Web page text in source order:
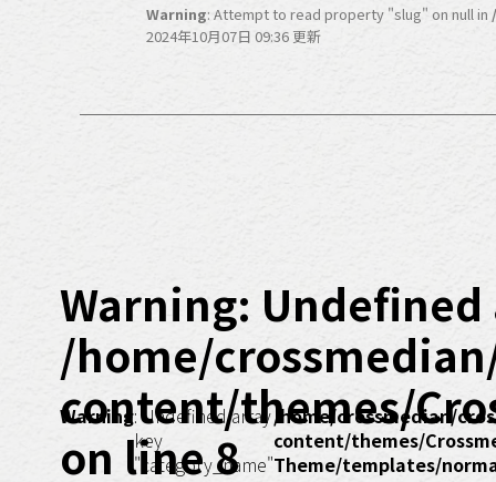
Warning: Attempt to read property "slug" on null in
2024年10月07日 09:36 更新
Warning:
/home/
content/themes/
on line8
Warning: Undefined array
key
"category_name"
/home/crossmedian/
content/themes/
Theme/templates/